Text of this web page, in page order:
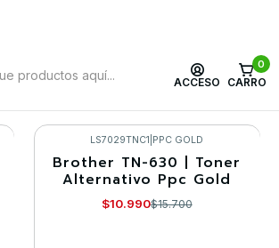
ACCESO
0
CARRO
-30%
LS7029TNC1 PPC GOLD
Brother TN-630 | Toner
Alternativo Ppc Gold
$10.990$15.700